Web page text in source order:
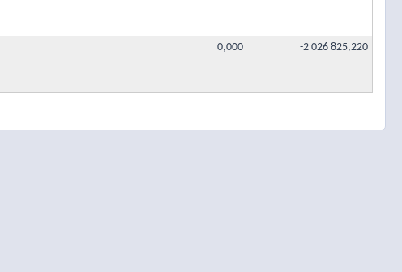
0,000 -2 026 825,220